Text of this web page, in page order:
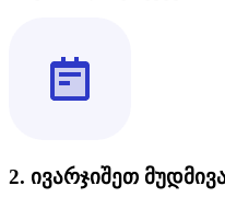
2. ივარჯიშეთ